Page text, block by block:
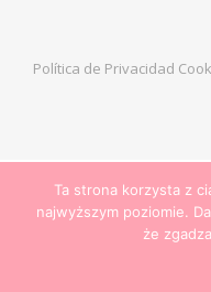
Política de Privacidad
Ta strona korzysta z
najwyższym poziomie.
że